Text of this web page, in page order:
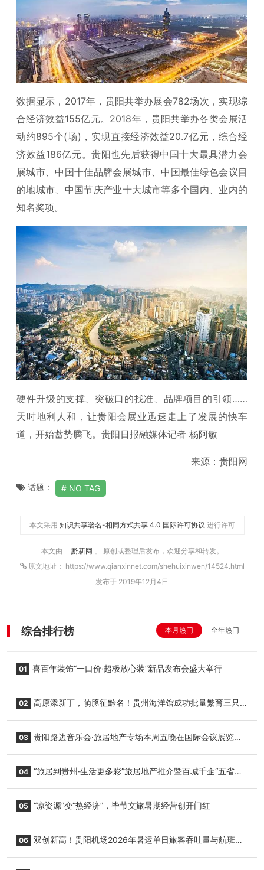
数据显示，2017年，贵阳共举办展会782场次，实现综
合经济效益155亿元。2018年，贵阳共举办各类会展活
动约895个(场)，实现直接经济效益20.7亿元，综合经
济效益186亿元。贵阳也先后获得中国十大最具潜力会
展城市、中国十佳品牌会展城市、中国最佳绿色会议目
的地城市、中国节庆产业十大城市等多个国内、业内的
知名奖项。
硬件升级的支撑、突破口的找准、品牌项目的引领……
天时地利人和，让贵阳会展业迅速走上了发展的快车
道，开始蓄势腾飞。贵阳日报融媒体记者 杨阿敏
来源：贵阳网
话题： NO TAG
本文采用 知识共享署名-相同方式共享 4.0 国际许可协议 进行许可
本文由「 黔新网 」 原创或整理后发布，欢迎分享和转发。
原文地址： https://www.qianxinnet.com/shehuixinwen/14524.html
发布于 2019年12月4日
综合排行榜 本月热门 全年热门
01 喜百年装饰“一口价·超极放心装”新品发布会盛大举行
02 高原添新丁，萌豚征黔名！贵州海洋馆成功批量繁育三只
03 贵阳路边音乐会·旅居地产专场本周五晚在国际会议展览中
04 “旅居到贵州·生活更多彩”旅居地产推介暨百城千企“五省
05 “凉资源”变“热经济”，毕节文旅暑期经营创开门红
06 双创新高！贵阳机场2026年暑运单日旅客吞吐量与航班起